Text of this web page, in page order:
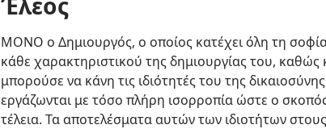
ΜΟΝΟ ο Δημιουργός, ο οποίος κατέχει όλη τη
κάθε χαρακτηριστικού της δημιουργίας του, καθώς
μπορούσε να κάνη τις ιδιότητές του της
εργάζωνται με τόσο πλήρη ισορροπία ώστε ο
τέλεια. Τα αποτελέσματα αυτών των ιδιοτήτων